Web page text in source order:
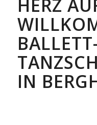
HERZ
IN